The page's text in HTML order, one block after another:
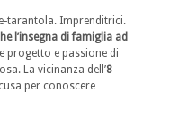
tarantola. Imprenditrici.
l’insegna di famiglia ad
progetto e passione di
La vicinanza dell’8
per conoscere …